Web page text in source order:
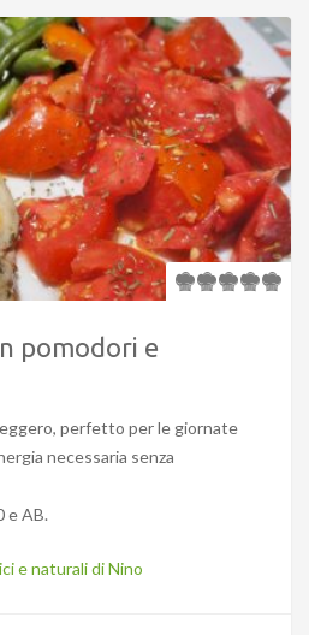
pomodori e
perfetto per le giornate
necessaria senza
e AB.
e naturali di Nino